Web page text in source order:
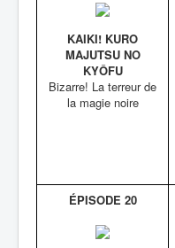
KAIKI! KURO
MAJUTSU NO
KYÔFU
Bizarre! La terreur de
la magie noire
ÉPISODE 20